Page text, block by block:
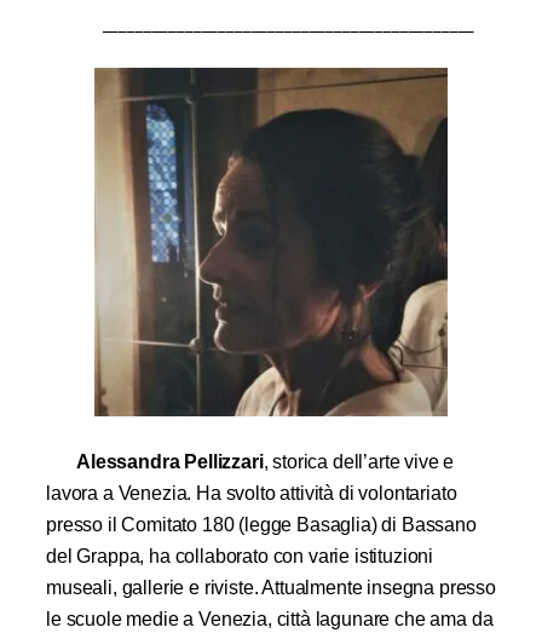
Alessandra Pellizzari, storica dell’arte vive e
lavora a Venezia. Ha svolto attività di volontariato
presso il Comitato 180 (legge Basaglia) di Bassano
del Grappa, ha collaborato con varie istituzioni
museali, gallerie e riviste. Attualmente insegna presso
le scuole medie a Venezia, città lagunare che ama da